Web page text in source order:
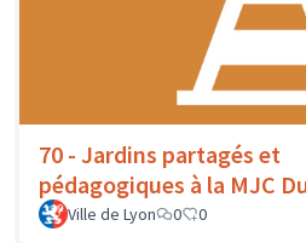
70 - Jardins partagés et
pédagogiques à la MJC
Ville de Lyon 0 0